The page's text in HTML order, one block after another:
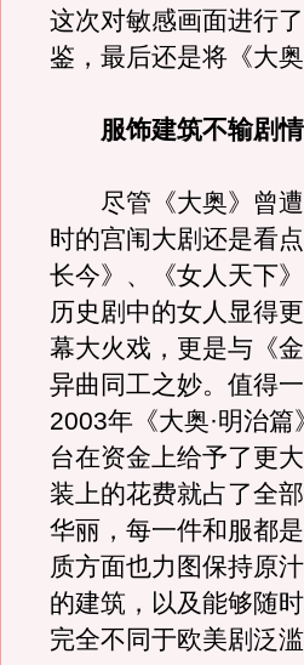
这次对敏感画面进行
鉴，最后还是将《大
服饰建筑不输剧情
尽管《大奥》曾遭
时的宫闱大剧还是看
长今》、《女人天下
历史剧中的女人显得
幕大火戏，更是与《
异曲同工之妙。值得
2003年《大奥·明治
台在资金上给予了更
装上的花费就占了全
华丽，每一件和服都
质方面也力图保持原
的建筑，以及能够随
完全不同于欧美剧泛